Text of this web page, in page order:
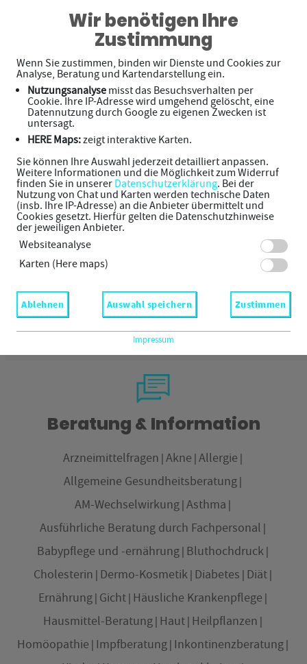
Wir benötigen Ihre
Zustimmung
Wenn Sie zustimmen, binden wir Dienste und Cookies zur
Analyse, Beratung und Kartendarstellung ein.
Nutzungsanalyse misst das Besuchsverhalten per
Cookie. Ihre IP-Adresse wird umgehend gelöscht, eine
Datennutzung durch Google zu eigenen Zwecken ist
untersagt.
HERE Maps:zeigt interaktive Karten.
Sie können Ihre Auswahl jederzeit detailliert anpassen.
Weitere Informationen und die Möglichkeit zum Widerruf
finden Sie in unserer Datenschutzerklärung. Bei der
Nutzung von Chat und Karten werden technische Daten
(insb. Ihre IP-Adresse) an die Anbieter übermittelt und
Cookies gesetzt. Hierfür gelten die Datenschutzhinweise
der jeweiligen Anbieter.
Websiteanalyse
Karten (Here maps)
Ablehnen Auswahl speichern Zustimmen
Impressum
Boxberg-Apotheke
Unsere
Serviceleistungen
Wir sprechen Arabisch,Deutsch,Englisch
undItalienisch.
Schwerpunkte
Pari Service Apotheke
Beratung & Information
Arzneimittelfragen Akne Allergie
Allgemeine Gesundheitsberatung
AM-Wechselwirkung Asthma
Ausführliche Beratung durch Fachpersonal
Babypflege und -ernährung Bluthochdruck
Cholesterin Dermo-Kosmetik Diabetes Diät
Ernährung Gicht Häusliche Krankenpflege
Hausmittel-Beratung Haut Heilpflanzen
Homöopathie Impfberatung Inkontinenzberatung